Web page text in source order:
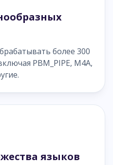
более 300
PBM_PIPE, M4A,
языков